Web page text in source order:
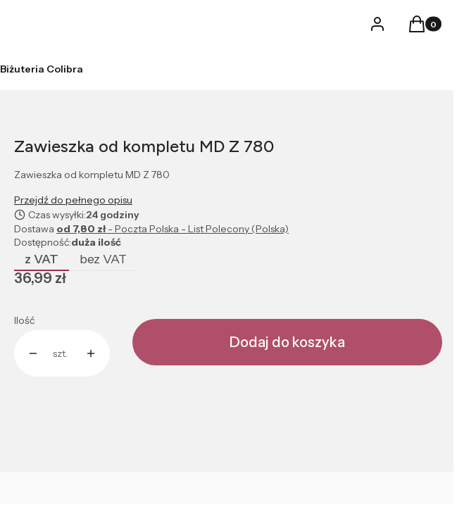
LogowanieProdukty w
Koszyk
Biżuteria Colibra
Zawieszka od kompletu MD Z 780
Zawieszka od kompletu MD Z 780
Przejdź do pełnego opisu
Czas wysyłki:24 godziny
Dostawa od 7,80 zł- Poczta Polska - List Polecony (Polska)
Dostępność:duża ilość
z VAT bez VAT
Cena
36,99 zł
Ilość
szt.
Dodaj do koszyka